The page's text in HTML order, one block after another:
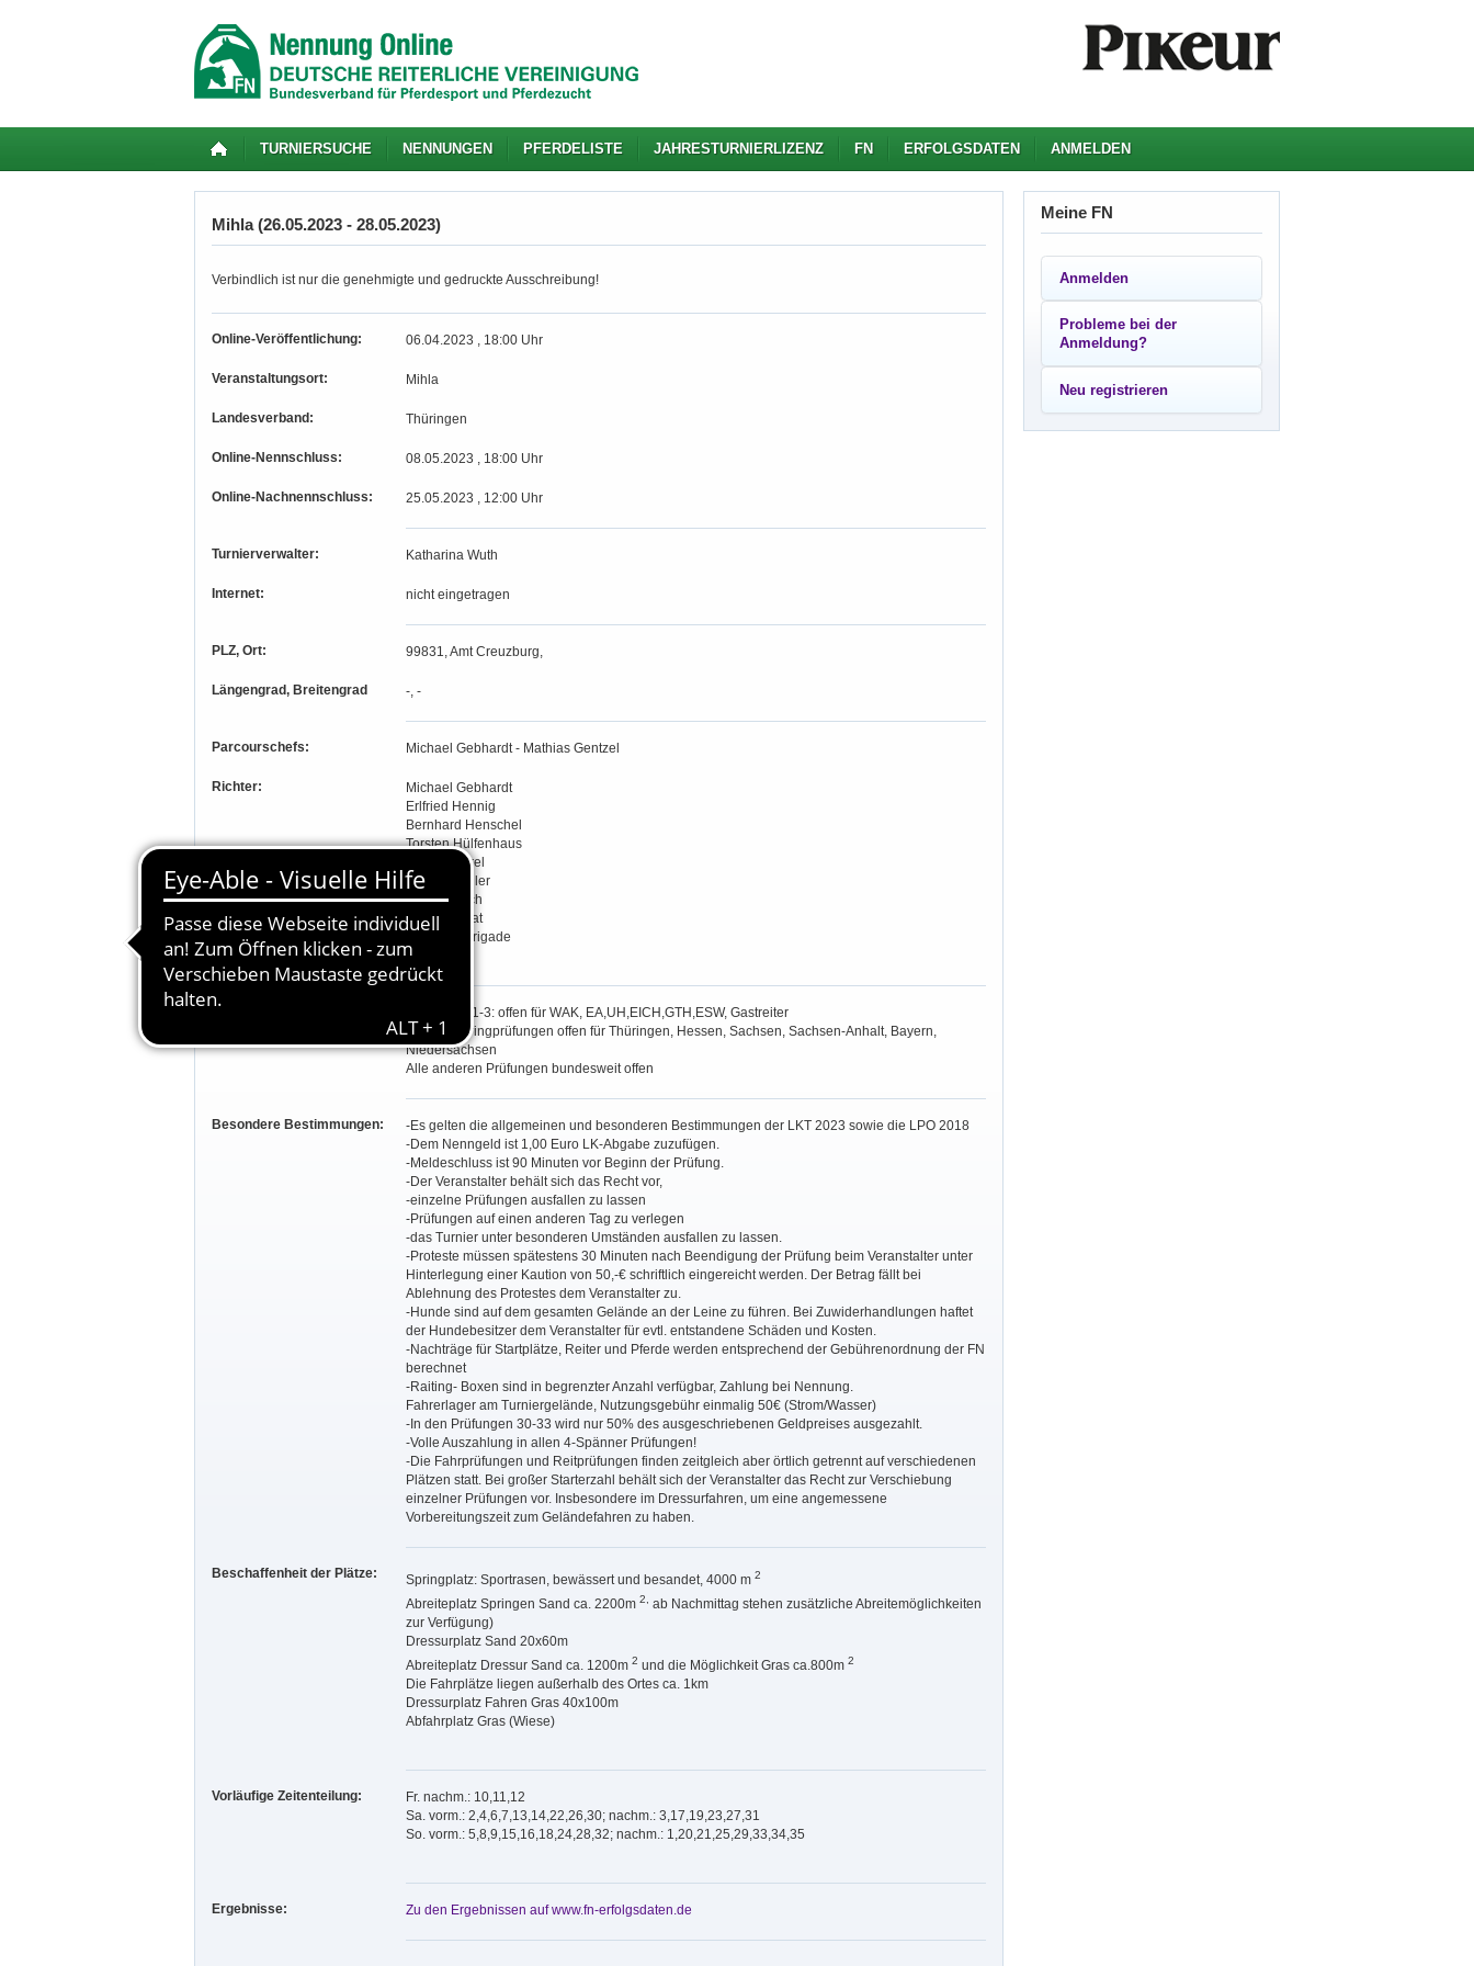
TURNIERSUCHE NENNUNGEN PFERDELISTE JAHRESTURNIERLIZENZ FN ERFOLGSDATEN ANMELDEN
Mihla (26.05.2023 - 28.05.2023)
Verbindlich ist nur die genehmigte und gedruckte Ausschreibung!
Online-Veröffentlichung: 06.04.2023 , 18:00 Uhr
Veranstaltungsort: Mihla
Landesverband: Thüringen
Online-Nennschluss: 08.05.2023 , 18:00 Uhr
Online-Nachnennschluss: 25.05.2023 , 12:00 Uhr
Turnierverwalter: Katharina Wuth
Internet: nicht eingetragen
PLZ, Ort: 99831, Amt Creuzburg,
Längengrad, Breitengrad -, -
Parcourschefs: Michael Gebhardt - Mathias Gentzel
Richter:
Michael Gebhardt
Erlfried Hennig
Bernhard Henschel
Torsten Hülfenhaus
Nadine Karel
Bianka Köhler
Sylke Petsch
Kristin Rudat
Michael Sprigade
Udo Stötzel
Prüfungen 1-3: offen für WAK, EA,UH,EICH,GTH,ESW, Gastreiter
In allen Springprüfungen offen für Thüringen, Hessen, Sachsen, Sachsen-Anhalt, Bayern,
Niedersachsen
Alle anderen Prüfungen bundesweit offen
Besondere Bestimmungen:
-Es gelten die allgemeinen und besonderen Bestimmungen der LKT 2023 sowie die LPO 2018
-Dem Nenngeld ist 1,00 Euro LK-Abgabe zuzufügen.
-Meldeschluss ist 90 Minuten vor Beginn der Prüfung.
-Der Veranstalter behält sich das Recht vor,
-einzelne Prüfungen ausfallen zu lassen
-Prüfungen auf einen anderen Tag zu verlegen
-das Turnier unter besonderen Umständen ausfallen zu lassen.
-Proteste müssen spätestens 30 Minuten nach Beendigung der Prüfung beim Veranstalter unter
Hinterlegung einer Kaution von 50,-€ schriftlich eingereicht werden. Der Betrag fällt bei
Ablehnung des Protestes dem Veranstalter zu.
-Hunde sind auf dem gesamten Gelände an der Leine zu führen. Bei Zuwiderhandlungen haftet
der Hundebesitzer dem Veranstalter für evtl. entstandene Schäden und Kosten.
-Nachträge für Startplätze, Reiter und Pferde werden entsprechend der Gebührenordnung der FN
berechnet
-Raiting- Boxen sind in begrenzter Anzahl verfügbar, Zahlung bei Nennung.
Fahrerlager am Turniergelände, Nutzungsgebühr einmalig 50€ (Strom/Wasser)
-In den Prüfungen 30-33 wird nur 50% des ausgeschriebenen Geldpreises ausgezahlt.
-Volle Auszahlung in allen 4-Spänner Prüfungen!
-Die Fahrprüfungen und Reitprüfungen finden zeitgleich aber örtlich getrennt auf verschiedenen
Plätzen statt. Bei großer Starterzahl behält sich der Veranstalter das Recht zur Verschiebung
einzelner Prüfungen vor. Insbesondere im Dressurfahren, um eine angemessene
Vorbereitungszeit zum Geländefahren zu haben.
Beschaffenheit der Plätze: Springplatz: Sportrasen, bewässert und besandet, 4000 m 2
Abreiteplatz Springen Sand ca. 2200m 2, ab Nachmittag stehen zusätzliche Abreitemöglichkeiten
zur Verfügung)
Dressurplatz Sand 20x60m
Abreiteplatz Dressur Sand ca. 1200m 2 und die Möglichkeit Gras ca.800m 2
Die Fahrplätze liegen außerhalb des Ortes ca. 1km
Dressurplatz Fahren Gras 40x100m
Abfahrplatz Gras (Wiese)
Vorläufige Zeitenteilung:
Fr. nachm.: 10,11,12
Sa. vorm.: 2,4,6,7,13,14,22,26,30; nachm.: 3,17,19,23,27,31
So. vorm.: 5,8,9,15,16,18,24,28,32; nachm.: 1,20,21,25,29,33,34,35
Ergebnisse: Zu den Ergebnissen auf www.fn-erfolgsdaten.de
Meine FN
Anmelden
Probleme bei der
Anmeldung?
Neu registrieren